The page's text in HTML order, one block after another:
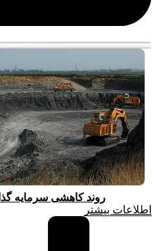
روند کاهشی سرمایه
اطلاعات بیشتر